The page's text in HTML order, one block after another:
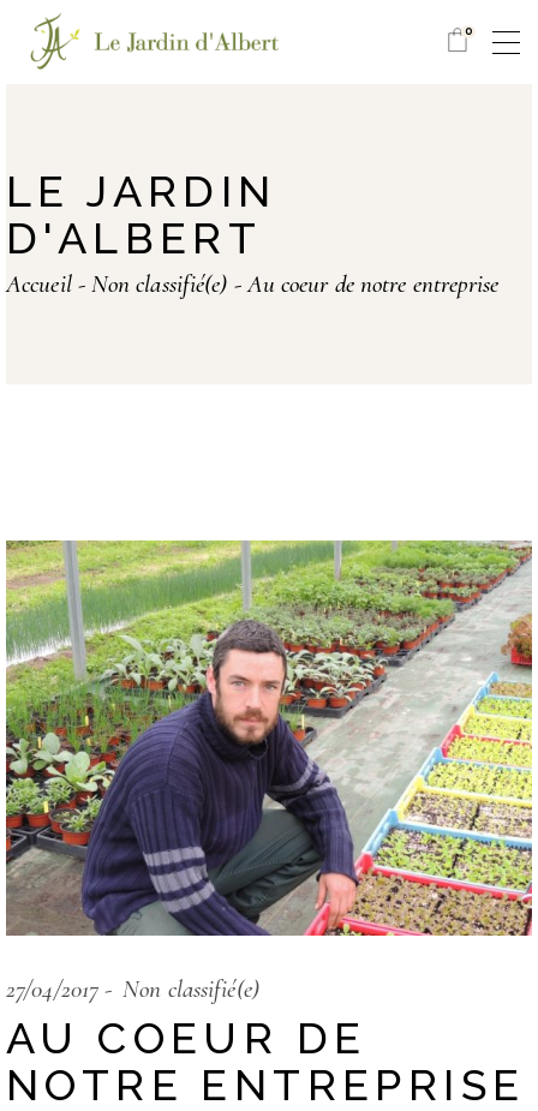
0
LE JARDIN
D'ALBERT
Accueil Non classifié(e) Au coeur de notre entreprise
27/04/2017 Non classifié(e)
AU COEUR DE
NOTRE ENTREPRISE